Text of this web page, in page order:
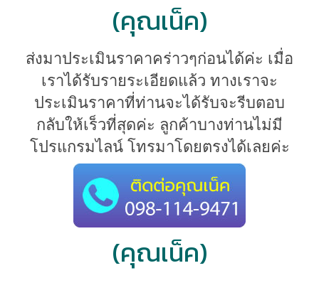
(คุณเน็ค)
ส่งมาประเมินราคาคร่าวๆก่อนได้ค่ะ เมื่อ
เราได้รับรายระเอียดแล้ว ทางเราจะ
ประเมินราคาที่ท่านจะได้รับจะรีบตอบ
กลับให้เร็วที่สุดค่ะ ลูกค้าบางท่านไม่มี
โปรแกรมไลน์ โทรมาโดยตรงได้เลยค่ะ
(คุณเน็ค)